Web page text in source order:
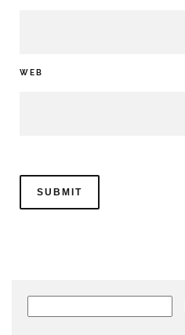
WEB